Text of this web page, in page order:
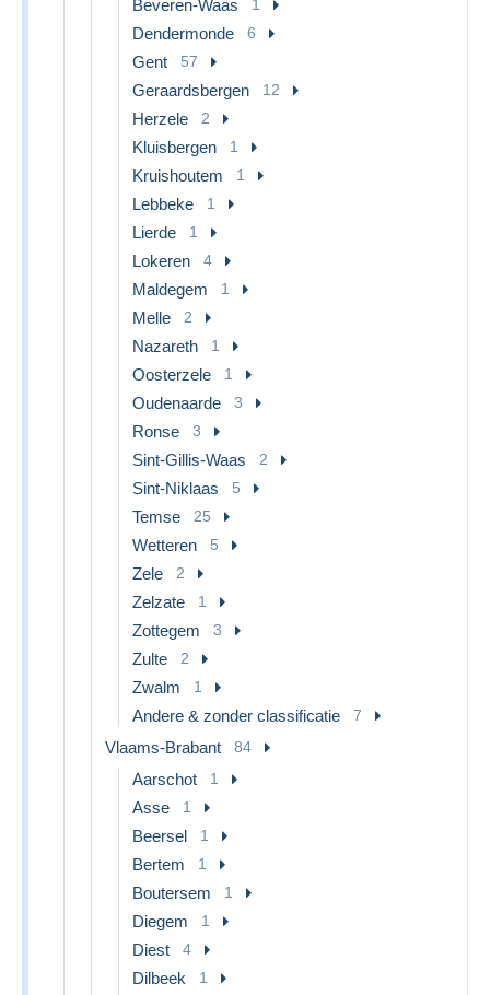
Beveren-Waas 1
Dendermonde 6
Gent 57
Geraardsbergen 12
Herzele 2
Kluisbergen 1
Kruishoutem 1
Lebbeke 1
Lierde 1
Lokeren 4
Maldegem 1
Melle 2
Nazareth 1
Oosterzele 1
Oudenaarde 3
Ronse 3
Sint-Gillis-Waas 2
Sint-Niklaas 5
Temse 25
Wetteren 5
Zele 2
Zelzate 1
Zottegem 3
Zulte 2
Zwalm 1
Andere & zonder classificatie 7
Vlaams-Brabant 84
Aarschot 1
Asse 1
Beersel 1
Bertem 1
Boutersem 1
Diegem 1
Diest 4
Dilbeek 1